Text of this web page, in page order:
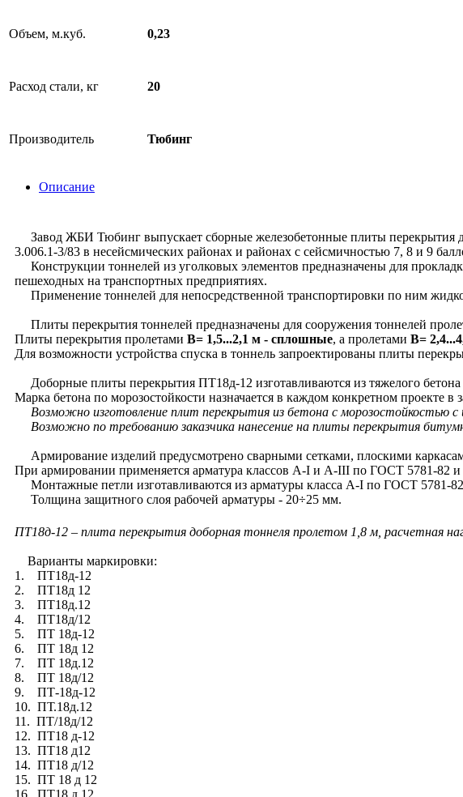
Объем, м.куб. 0,23
Расход стали, кг 20
Производитель Тюбинг
Описание
Завод ЖБИ Тюбинг выпускает сборные железобетонные плиты перекрытия
3.006.1-3/83 в несейсмических районах и районах с сейсмичностью 7, 8 и 9
Конструкции тоннелей из уголковых элементов предназначены для
пешеходных на транспортных предприятиях.
Применение тоннелей для непосредственной транспортировки по ним
Плиты перекрытия тоннелей предназначены для сооружения тоннелей
Плиты перекрытия пролетами В= 1,5...2,1 м - сплошные, а пролетами В=
Для возможности устройства спуска в тоннель запроектированы плиты
Доборные плиты перекрытия ПТ18д-12 изготавливаются из тяжелого бетона
Марка бетона по морозостойкости назначается в каждом конкретном проекте
Возможно изготовление плит перекрытия из бетона с морозостойкостью с
Возможно по требованию заказчика нанесение на плиты перекрытия
Армирование изделий предусмотрено сварными сетками, плоскими
При армировании применяется арматура классов А-I и А-III по ГОСТ 5781-82
Монтажные петли изготавливаются из арматуры класса А-I по ГОСТ 5781-
Толщина защитного слоя рабочей арматуры - 20÷25 мм.
ПТ18д-12 – плита перекрытия доборная тоннеля пролетом 1,8 м, расчетная
Варианты маркировки:
1. ПТ18д-12
2. ПТ18д 12
3. ПТ18д.12
4. ПТ18д/12
5. ПТ 18д-12
6. ПТ 18д 12
7. ПТ 18д.12
8. ПТ 18д/12
9. ПТ-18д-12
10. ПТ.18д.12
11. ПТ/18д/12
12. ПТ18 д-12
13. ПТ18 д12
14. ПТ18 д/12
15. ПТ 18 д 12